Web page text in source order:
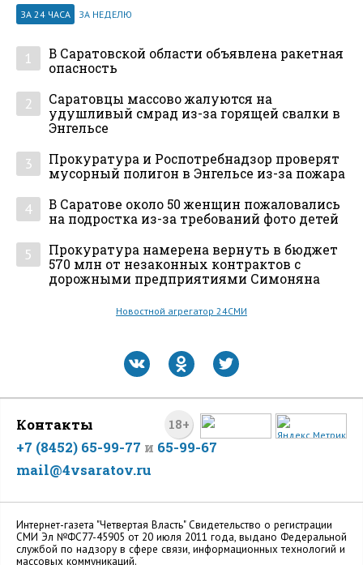
ЗА 24 ЧАСА ЗА НЕДЕЛЮ
1
В Саратовской области объявлена ракетная
опасность
2
Саратовцы массово жалуются на
удушливый смрад из-за горящей свалки в
Энгельсе
3
Прокуратура и Роспотребнадзор проверят
мусорный полигон в Энгельсе из-за пожара
4
В Саратове около 50 женщин пожаловались
на подростка из-за требований фото детей
5
Прокуратура намерена вернуть в бюджет
570 млн от незаконных контрактов с
дорожными предприятиями Симоняна
Новостной агрегатор 24СМИ
18+
Контакты
+7 (8452) 65-99-77 и 65-99-67
mail@4vsaratov.ru
Интернет-газета "Четвертая Власть" Cвидетельство о регистрации
СМИ Эл №ФС77-45905 от 20 июля 2011 года, выдано Федеральной
службой по надзору в сфере связи, информационных технологий и
массовых коммуникаций.